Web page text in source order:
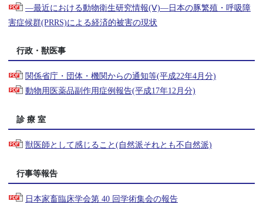
―最近における動物衛生研究情報(Ⅴ)―日本の豚繁殖・呼吸障
害症候群(PRRS)による経済的被害の現状
行政・獣医事
関係省庁・団体・機関からの通知等(平成22年4月分)
動物用医薬品副作用症例報告(平成17年12月分)
診 療 室
獣医師として感じること(自然派それとも不自然派)
行事等報告
日本家畜臨床学会第 40 回学術集会の報告